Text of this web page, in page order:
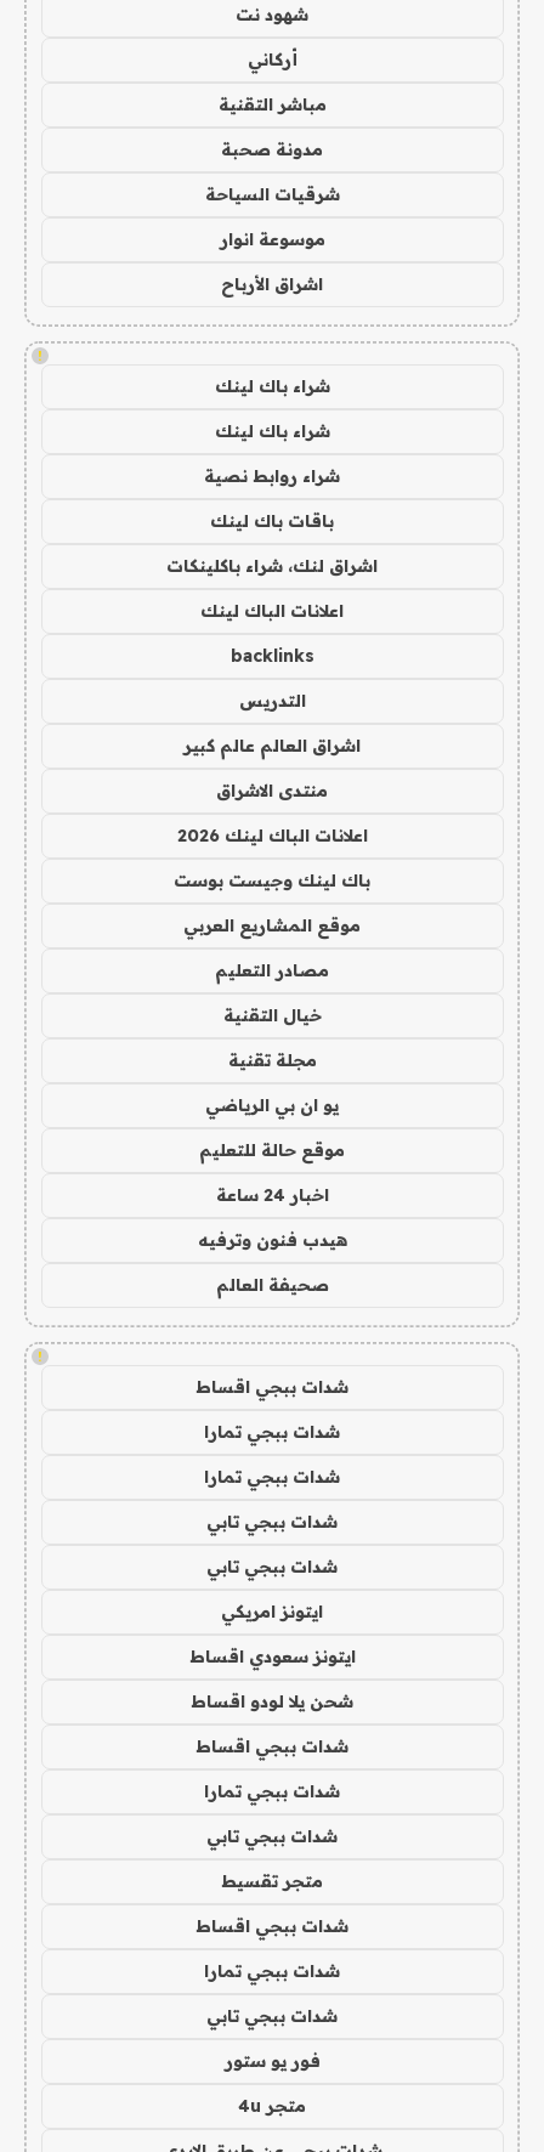
شهود نت
أركاني
مباشر التقنية
مدونة صحبة
شرقيات السياحة
موسوعة انوار
اشراق الأرباح
!
شراء باك لينك
شراء باك لينك
شراء روابط نصية
باقات باك لينك
اشراق لنك، شراء باكلينكات
اعلانات الباك لينك
backlinks
التدريس
اشراق العالم عالم كبير
منتدى الاشراق
اعلانات الباك لينك 2026
باك لينك وجيست بوست
موقع المشاريع العربي
مصادر التعليم
خيال التقنية
مجلة تقنية
يو ان بي الرياضي
موقع حالة للتعليم
اخبار 24 ساعة
هيدب فنون وترفيه
صحيفة العالم
!
شدات ببجي اقساط
شدات ببجي تمارا
شدات ببجي تمارا
شدات ببجي تابي
شدات ببجي تابي
ايتونز امريكي
ايتونز سعودي اقساط
شحن يلا لودو اقساط
شدات ببجي اقساط
شدات ببجي تمارا
شدات ببجي تابي
متجر تقسيط
شدات ببجي اقساط
شدات ببجي تمارا
شدات ببجي تابي
فور يو ستور
متجر 4u